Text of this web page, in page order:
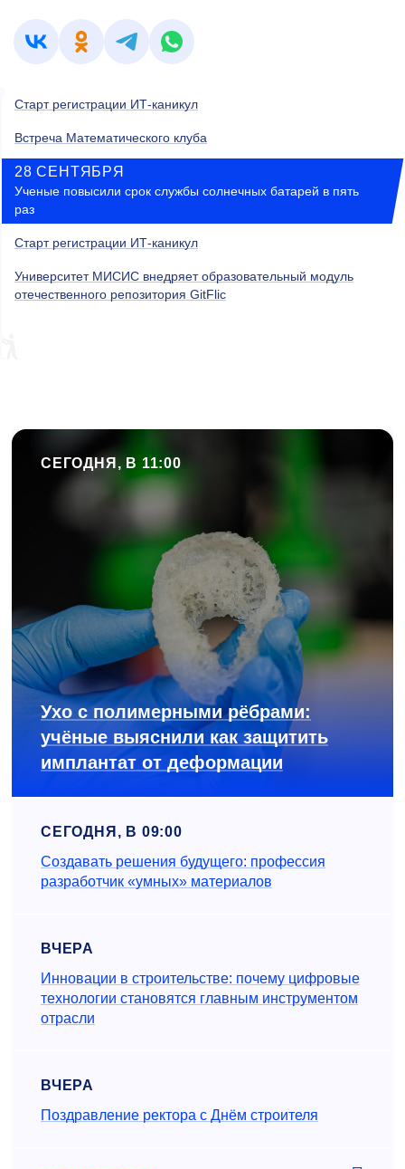
Старт регистрации ИТ-каникул
Встреча Математического клуба
28 СЕНТЯБРЯ
Ученые повысили срок службы солнечных батарей в пять
раз
Старт регистрации ИТ-каникул
Университет МИСИС внедряет образовательный модуль
отечественного репозитория GitFlic
СЕГОДНЯ, В 11:00
Ухо с полимерными рёбрами:
учёные выяснили как защитить
имплантат от деформации
СЕГОДНЯ, В 09:00
Создавать решения будущего: профессия
разработчик «умных» материалов
ВЧЕРА
Инновации в строительстве: почему цифровые
технологии становятся главным инструментом
отрасли
ВЧЕРА
Поздравление ректора с Днём строителя